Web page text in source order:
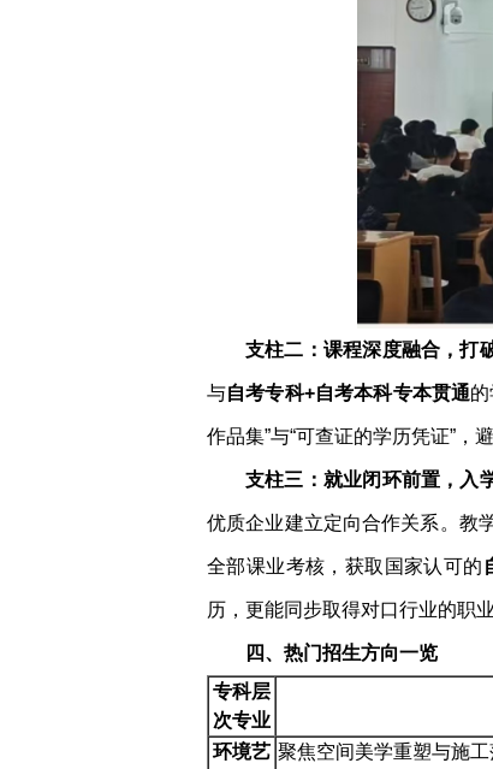
支柱二：课程深度融合，打
与自考专科+自考本科专本贯通
作品集”与“可查证的学历凭证”，
支柱三：就业闭环前置，入
优质企业建立定向合作关系。教
全部课业考核，获取国家认可的
历，更能同步取得对口行业的职
四、热门招生方向一览
专科层
次专业
环境艺 聚焦空间美学重塑与施